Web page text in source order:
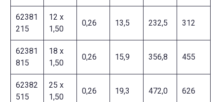
62381
215
12 x
1,50
0,26 13,5 232,5 312
62381
815
18 x
1,50
0,26 15,9 356,8 455
62382
515
25 x
1,50
0,26 19,3 472,0 626